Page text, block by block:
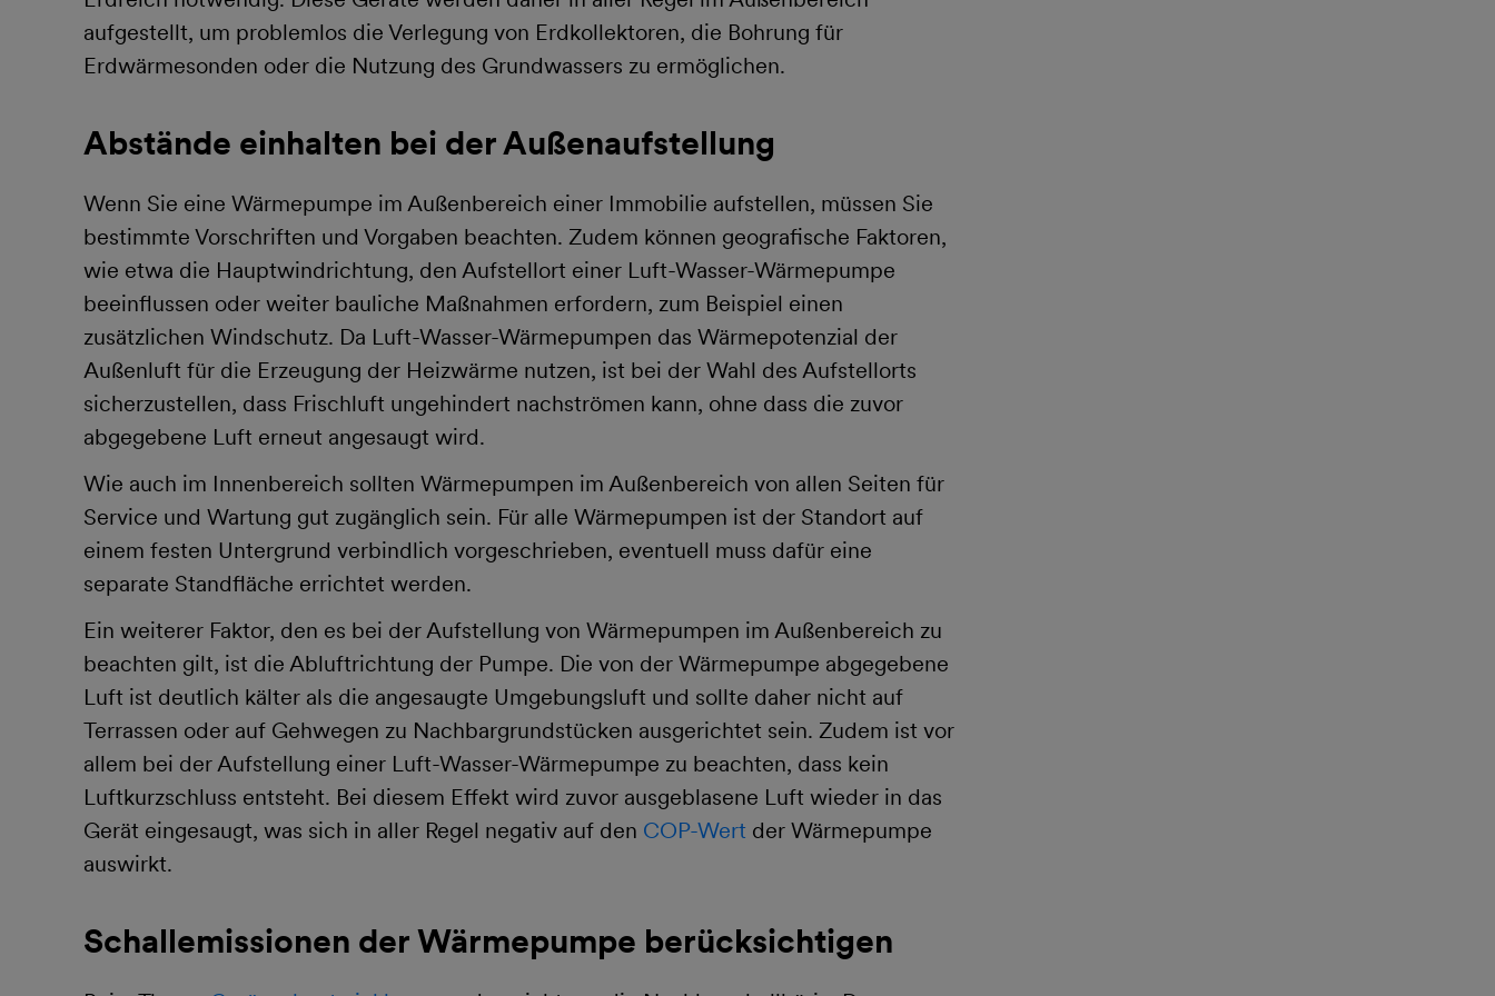
aufgestellt, um problemlos die Verlegung von Erdkollektoren, die Bohrung für
Erdwärmesonden oder die Nutzung des Grundwassers zu ermöglichen.
Abstände einhalten bei der Außenaufstellung
Wenn Sie eine Wärmepumpe im Außenbereich einer Immobilie aufstellen, müssen Sie
bestimmte Vorschriften und Vorgaben beachten. Zudem können geografische Faktoren,
wie etwa die Hauptwindrichtung, den Aufstellort einer Luft-Wasser-Wärmepumpe
beeinflussen oder weiter bauliche Maßnahmen erfordern, zum Beispiel einen
zusätzlichen Windschutz. Da Luft-Wasser-Wärmepumpen das Wärmepotenzial der
Außenluft für die Erzeugung der Heizwärme nutzen, ist bei der Wahl des Aufstellorts
sicherzustellen, dass Frischluft ungehindert nachströmen kann, ohne dass die zuvor
abgegebene Luft erneut angesaugt wird.
Wie auch im Innenbereich sollten Wärmepumpen im Außenbereich von allen Seiten für
Service und Wartung gut zugänglich sein. Für alle Wärmepumpen ist der Standort auf
einem festen Untergrund verbindlich vorgeschrieben, eventuell muss dafür eine
separate Standfläche errichtet werden.
Ein weiterer Faktor, den es bei der Aufstellung von Wärmepumpen im Außenbereich zu
beachten gilt, ist die Abluftrichtung der Pumpe. Die von der Wärmepumpe abgegebene
Luft ist deutlich kälter als die angesaugte Umgebungsluft und sollte daher nicht auf
Terrassen oder auf Gehwegen zu Nachbargrundstücken ausgerichtet sein. Zudem ist vor
allem bei der Aufstellung einer Luft-Wasser-Wärmepumpe zu beachten, dass kein
Luftkurzschluss entsteht. Bei diesem Effekt wird zuvor ausgeblasene Luft wieder in das
Gerät eingesaugt, was sich in aller Regel negativ auf den COP-Wert der Wärmepumpe
auswirkt.
Schallemissionen der Wärmepumpe berücksichtigen